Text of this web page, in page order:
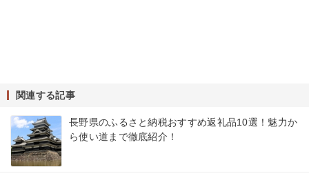
関連する記事
長野県のふるさと納税おすすめ返礼品10選！魅力か
ら使い道まで徹底紹介！